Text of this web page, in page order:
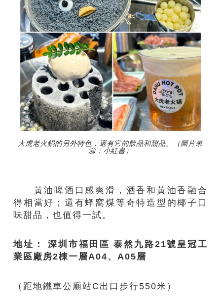
大虎老火鍋的另外特色，還有它的飲品和甜品。（圖片來
源：小紅書）
黃油啤酒口感爽滑，酒香和黃油香融合
得相當好；還有蜂窩煤等奇特造型的椰子口
味甜品，也值得一試。
地址： 深圳市福田區 泰然九路21號皇冠工
業區廠房2棟一層A04、A05層
（距地鐵車公廟站C出口步行550米）